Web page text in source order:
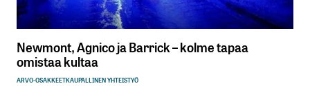
Newmont, Agnico ja Barrick – kolme tapaa
omistaa kultaa
ARVO-OSAKKEETKAUPALLINEN YHTEISTYÖ